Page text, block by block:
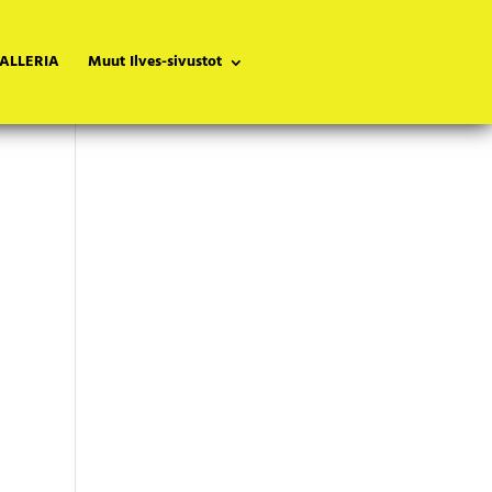
Muut Ilves-sivustot